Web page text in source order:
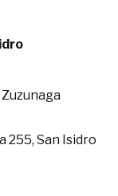
255, San Isidro